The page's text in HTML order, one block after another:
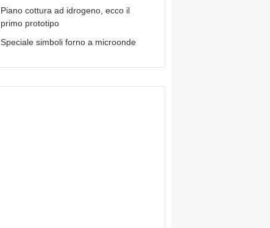
Piano cottura ad idrogeno, ecco il
primo prototipo
Speciale simboli forno a microonde